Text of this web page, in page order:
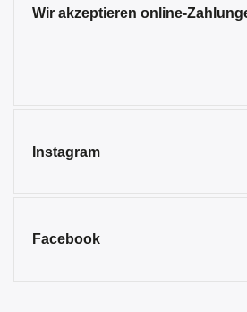
Wir akzeptieren online-
Instagram
Facebook